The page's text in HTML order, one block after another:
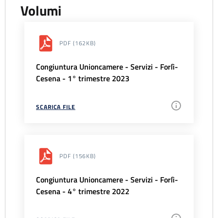
Volumi
PDF (162KB)
Congiuntura Unioncamere - Servizi - Forlì-
Cesena - 1° trimestre 2023
SCARICA FILE
PDF (156KB)
Congiuntura Unioncamere - Servizi - Forlì-
Cesena - 4° trimestre 2022